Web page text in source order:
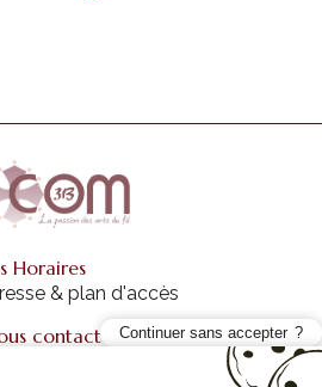
Horaires
& plan d'accès
contacter Continuer sans accepter